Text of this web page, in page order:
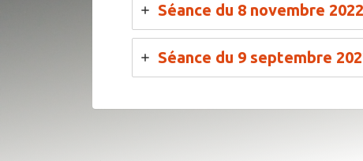
Séance du 8 novembre 2022
Séance du 9 septembre